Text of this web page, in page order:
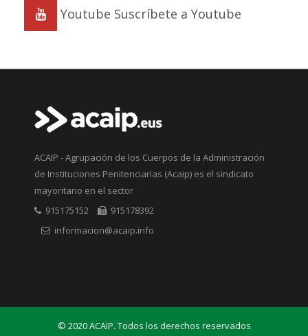
Youtube Suscríbete a Youtube
ACAIP - Agrupación de los Cuerpos de la Administración
de Instituciones Penitenciarias (Acaip) es el sindicato
mayoritario en el sector
915175152
915178392
informacion@acaip.info
© 2020 ACAIP. Todos los derechos reservados